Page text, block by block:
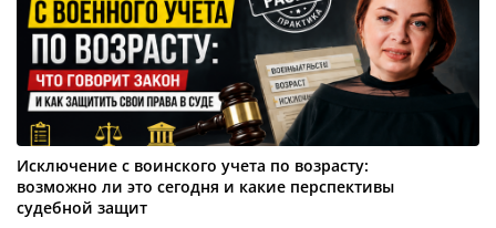
Исключение с воинского учета по возрасту:
возможно ли это сегодня и какие перспективы
судебной защит